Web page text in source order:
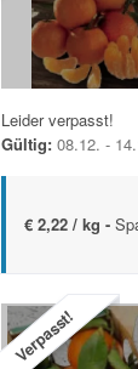
Leider verpasst!
Gültig: 08.12. -
€ 2,22 / kg -
Verpasst!